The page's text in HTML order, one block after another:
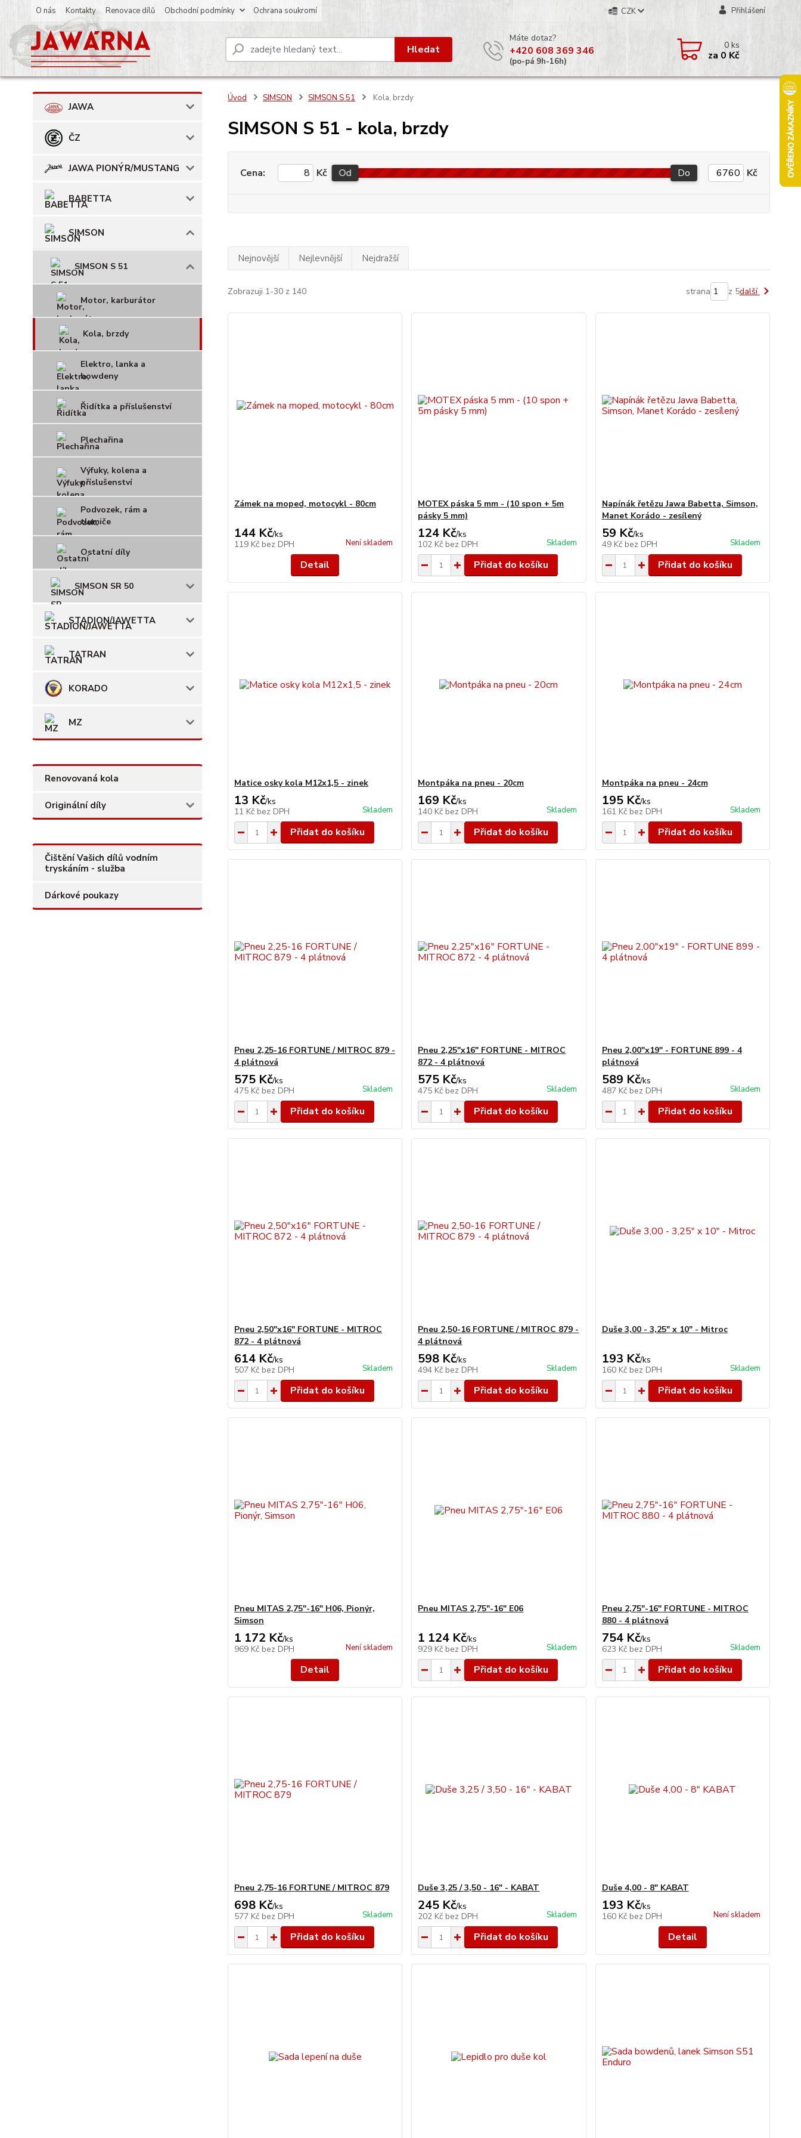
O nás Kontakty Renovace dílů Obchodní podmínky Ochrana soukromí CZK Přihlášení
Hledat
Máte dotaz?
+420 608 369 346
(po-pá 9h-16h)
0ks
za 0 Kč
JAWA
ČZ
JAWA PIONÝR/MUSTANG
BABETTA
SIMSON
SIMSON S 51
Motor, karburátor
Kola, brzdy
Elektro, lanka a
bowdeny
Řidítka a příslušenství
Plechařina
Výfuky, kolena a
příslušenství
Podvozek, rám a
tlumiče
Ostatní díly
SIMSON SR 50
STADION/JAWETTA
TATRAN
KORADO
MZ
Renovovaná kola
Originální díly
Čištění Vašich dílů vodním
tryskáním - služba
Dárkové poukazy
Úvod SIMSON SIMSON S 51 Kola, brzdy
SIMSON S 51 - kola, brzdy
Cena: Kč Od Do Kč
Nejnovější Nejlevnější Nejdražší
Zobrazuji 1-30 z 140 strana z 5další
Zámek na moped, motocykl - 80cm
144 Kč/ks
119 Kč bez DPH Není skladem
Detail
MOTEX páska 5 mm - (10 spon + 5m
pásky 5 mm)
124 Kč/ks
102 Kč bez DPH Skladem
Přidat do košíku
Napínák řetězu Jawa Babetta, Simson,
Manet Korádo - zesílený
59 Kč/ks
49 Kč bez DPH Skladem
Přidat do košíku
Matice osky kola M12x1,5 - zinek
13 Kč/ks
11 Kč bez DPH Skladem
Přidat do košíku
Montpáka na pneu - 20cm
169 Kč/ks
140 Kč bez DPH Skladem
Přidat do košíku
Montpáka na pneu - 24cm
195 Kč/ks
161 Kč bez DPH Skladem
Přidat do košíku
Pneu 2,25-16 FORTUNE / MITROC 879 -
4 plátnová
575 Kč/ks
475 Kč bez DPH Skladem
Přidat do košíku
Pneu 2,25"x16" FORTUNE - MITROC
872 - 4 plátnová
575 Kč/ks
475 Kč bez DPH Skladem
Přidat do košíku
Pneu 2,00"x19" - FORTUNE 899 - 4
plátnová
589 Kč/ks
487 Kč bez DPH Skladem
Přidat do košíku
Pneu 2,50"x16" FORTUNE - MITROC
872 - 4 plátnová
614 Kč/ks
507 Kč bez DPH Skladem
Přidat do košíku
Pneu 2,50-16 FORTUNE / MITROC 879 -
4 plátnová
598 Kč/ks
494 Kč bez DPH Skladem
Přidat do košíku
Duše 3,00 - 3,25" x 10" - Mitroc
193 Kč/ks
160 Kč bez DPH Skladem
Přidat do košíku
Pneu MITAS 2,75"-16" H06, Pionýr,
Simson
1 172 Kč/ks
969 Kč bez DPH Není skladem
Detail
Pneu MITAS 2,75"-16" E06
1 124 Kč/ks
929 Kč bez DPH Skladem
Přidat do košíku
Pneu 2,75"-16" FORTUNE - MITROC
880 - 4 plátnová
754 Kč/ks
623 Kč bez DPH Skladem
Přidat do košíku
Pneu 2,75-16 FORTUNE / MITROC 879
698 Kč/ks
577 Kč bez DPH Skladem
Přidat do košíku
Duše 3,25 / 3,50 - 16" - KABAT
245 Kč/ks
202 Kč bez DPH Skladem
Přidat do košíku
Duše 4,00 - 8" KABAT
193 Kč/ks
160 Kč bez DPH Není skladem
Detail